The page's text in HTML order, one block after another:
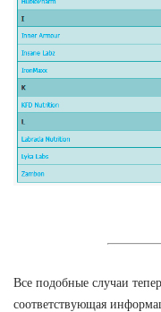
Все подобные случаи
соответствующая